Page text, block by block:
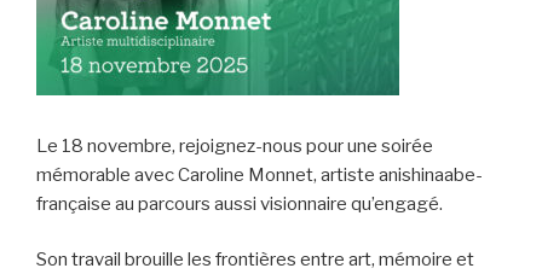
Le 18 novembre, rejoignez-nous pour une soirée
mémorable avec Caroline Monnet, artiste anishinaabe-
française au parcours aussi visionnaire qu’engagé.
Son travail brouille les frontières entre art, mémoire et